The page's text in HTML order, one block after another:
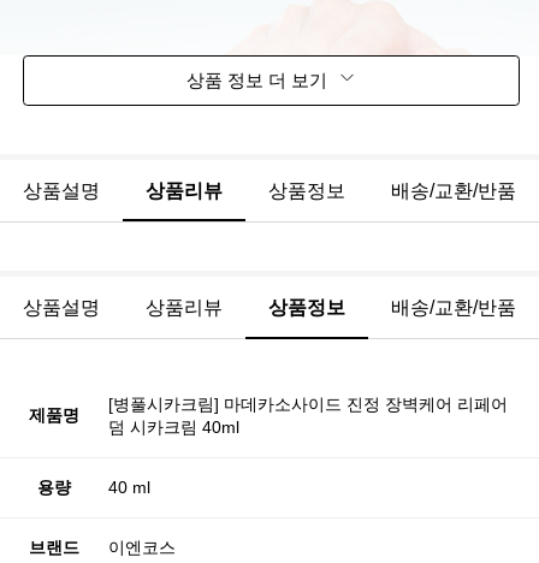
상품 정보 더 보기
상품설명 상품리뷰 상품정보 배송/교환/반품
상품설명 상품리뷰 상품정보 배송/교환/반품
제품명
[병풀시카크림] 마데카소사이드 진정 장벽케어 리페어
덤 시카크림 40ml
용량 40 ml
브랜드 이엔코스